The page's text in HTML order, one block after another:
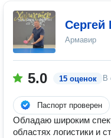
Армавир
5.0 15 оценок В
Паспорт проверен
Обладаю широким
областях логистики и